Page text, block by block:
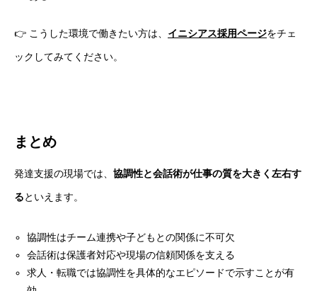
👉 こうした環境で働きたい方は、 イニシアス採用ページをチェ
ックしてみてください。
まとめ
発達支援の現場では、 協調性と会話術が仕事の質を大きく左右す
るといえます。
協調性はチーム連携や子どもとの関係に不可欠
会話術は保護者対応や現場の信頼関係を支える
求人・転職では協調性を具体的なエピソードで示すことが有